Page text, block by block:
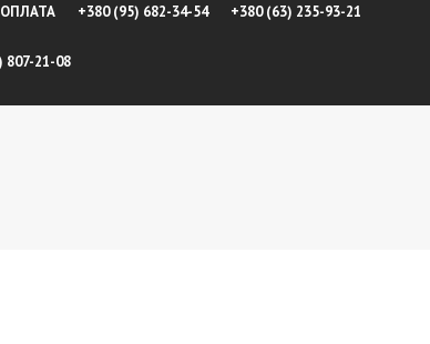
+380 (95) 682-34-54 +380 (63) 235-93-21
807-21-08